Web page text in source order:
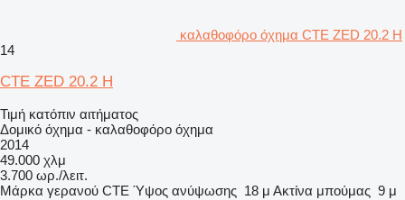
καλαθοφόρο όχημα CTE ZED 20.2 H
14
CTE ZED 20.2 H
Τιμή κατόπιν αιτήματος
Δομικό όχημα - καλαθοφόρο όχημα
2014
49.000 χλμ
3.700 ωρ./λειτ.
Μάρκα γερανού CTE Ύψος ανύψωσης 18 μ Ακτίνα μπούμας 9 μ